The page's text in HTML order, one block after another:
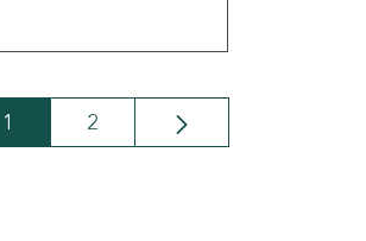
Seite
1 Seite
2